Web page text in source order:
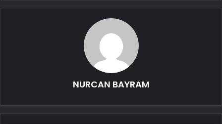
NURCAN BAYRAM